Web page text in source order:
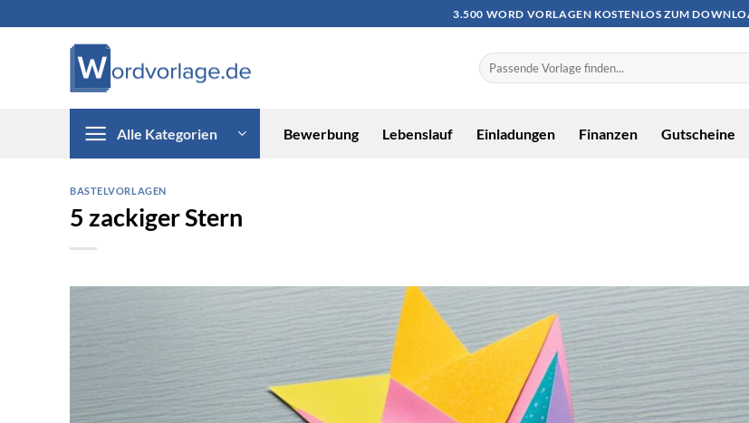
3.500 WORD VORLAGEN KOSTENLOS ZUM
Alle Kategorien Bewerbung Lebenslauf Einladungen Finanzen Gutscheine
BASTELVORLAGEN
5 zackiger Stern